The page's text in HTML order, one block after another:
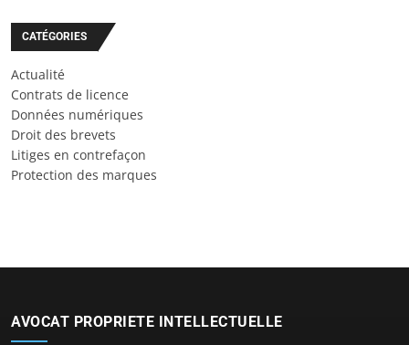
CATÉGORIES
Actualité
Contrats de licence
Données numériques
Droit des brevets
Litiges en contrefaçon
Protection des marques
AVOCAT PROPRIETE INTELLECTUELLE